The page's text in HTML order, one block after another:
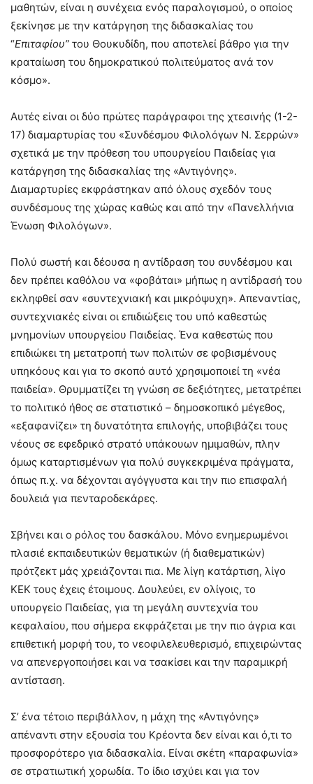
μαθητών, είναι η συνέχεια ενός παραλογισμού, ο οποίος
ξεκίνησε με την κατάργηση της διδασκαλίας του
“Επιταφίου” του Θουκυδίδη, που αποτελεί βάθρο για την
κραταίωση του δημοκρατικού πολιτεύματος ανά τον
κόσμο».
Αυτές είναι οι δύο πρώτες παράγραφοι της χτεσινής (1-2-
17) διαμαρτυρίας του «Συνδέσμου Φιλολόγων Ν. Σερρών»
σχετικά με την πρόθεση του υπουργείου Παιδείας για
κατάργηση της διδασκαλίας της «Αντιγόνης».
Διαμαρτυρίες εκφράστηκαν από όλους σχεδόν τους
συνδέσμους της χώρας καθώς και από την «Πανελλήνια
Ένωση Φιλολόγων».
Πολύ σωστή και δέουσα η αντίδραση του συνδέσμου και
δεν πρέπει καθόλου να «φοβάται» μήπως η αντίδρασή του
εκληφθεί σαν «συντεχνιακή και μικρόψυχη». Απεναντίας,
συντεχνιακές είναι οι επιδιώξεις του υπό καθεστώς
μνημονίων υπουργείου Παιδείας. Ένα καθεστώς που
επιδιώκει τη μετατροπή των πολιτών σε φοβισμένους
υπηκόους και για το σκοπό αυτό χρησιμοποιεί τη «νέα
παιδεία». Θρυμματίζει τη γνώση σε δεξιότητες, μετατρέπει
το πολιτικό ήθος σε στατιστικό – δημοσκοπικό μέγεθος,
«εξαφανίζει» τη δυνατότητα επιλογής, υποβιβάζει τους
νέους σε εφεδρικό στρατό υπάκουων ημιμαθών, πλην
όμως καταρτισμένων για πολύ συγκεκριμένα πράγματα,
όπως π.χ. να δέχονται αγόγγυστα και την πιο επισφαλή
δουλειά για πενταροδεκάρες.
Σβήνει και ο ρόλος του δασκάλου. Μόνο ενημερωμένοι
πλασιέ εκπαιδευτικών θεματικών (ή διαθεματικών)
πρότζεκτ μάς χρειάζονται πια. Με λίγη κατάρτιση, λίγο
ΚΕΚ τους έχεις έτοιμους. Δουλεύει, εν ολίγοις, το
υπουργείο Παιδείας, για τη μεγάλη συντεχνία του
κεφαλαίου, που σήμερα εκφράζεται με την πιο άγρια και
επιθετική μορφή του, το νεοφιλελευθερισμό, επιχειρώντας
να απενεργοποιήσει και να τσακίσει και την παραμικρή
αντίσταση.
Σ’ ένα τέτοιο περιβάλλον, η μάχη της «Αντιγόνης»
απέναντι στην εξουσία του Κρέοντα δεν είναι και ό,τι το
προσφορότερο για διδασκαλία. Είναι σκέτη «παραφωνία»
σε στρατιωτική χορωδία. Το ίδιο ισχύει και για τον